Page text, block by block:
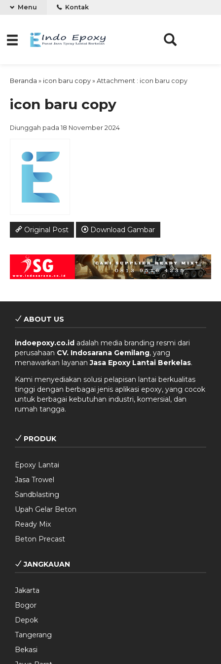
Menu Kontak
Beranda » icon baru copy » Attachment : icon baru copy
icon baru copy
Diunggah pada 18 November 2024
Original Post Download Gambar
ABOUT US
indoepoxy.co.id adalah media branding resmi dari
perusahaan CV. Indosarana Gemilang, yang
menawarkan layananJasa Epoxy Lantai Berkelas.
Kami menyediakan solusi pelapisan lantai berkualitas
tinggi dengan berbagai jenis aplikasi epoxy, yang cocok
untuk berbagai kebutuhan industri, komersial, dan
rumah tangga.
PRODUK
Epoxy Lantai
Jasa Trowel
Sandblasting
Upah Gelar Beton
Ready Mix
Beton Precast
JANGKAUAN
Jakarta
Bogor
Depok
Tangerang
Bekasi